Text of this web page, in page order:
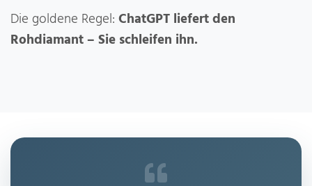
Die goldene Regel: ChatGPT liefert den
Rohdiamant – Sie schleifen ihn.